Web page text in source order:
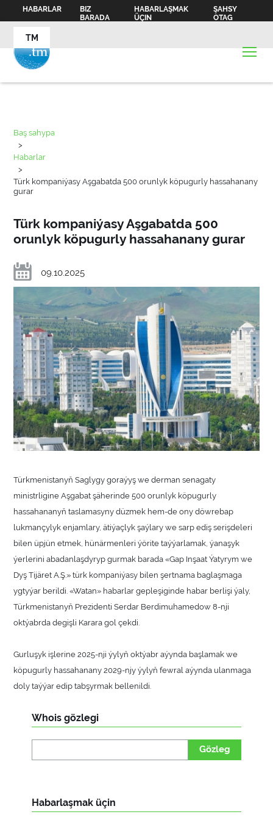
HABARLAR
BIZ
BARADA
HABARLAŞMAK
ÜÇIN
ŞAHSY
OTAG
TM
Baş sahypa
>
Habarlar
>
Türk kompaniýasy Aşgabatda 500 orunlyk köpugurly hassahanany
gurar
Türk kompaniýasy Aşgabatda 500
orunlyk köpugurly hassahanany gurar
09.10.2025
Türkmenistanyň Saglygy goraýyş we derman senagaty
ministrligine Aşgabat şäherinde 500 orunlyk köpugurly
hassahananyň taslamasyny düzmek hem-de ony döwrebap
lukmançylyk enjamlary, ätiýaçlyk şaýlary we sarp ediş serişdeleri
bilen üpjün etmek, hünärmenleri ýörite taýýarlamak, ýanaşyk
ýerlerini abadanlaşdyryp gurmak barada «Gap Inşaat Ýatyrym we
Dyş Tijäret A.Ş.» türk kompaniýasy bilen şertnama baglaşmaga
ygtyýar berildi. «Watan» habarlar gepleşiginde habar berlişi ýaly,
Türkmenistanyň Prezidenti Serdar Berdimuhamedow 8-nji
oktýabrda degişli Karara gol çekdi.
Gurluşyk işlerine 2025-nji ýylyň oktýabr aýynda başlamak we
köpugurly hassahanany 2029-njy ýylyň fewral aýynda ulanmaga
doly taýýar edip tabşyrmak bellenildi.
Whois gözlegi
Gözleg
Habarlaşmak üçin